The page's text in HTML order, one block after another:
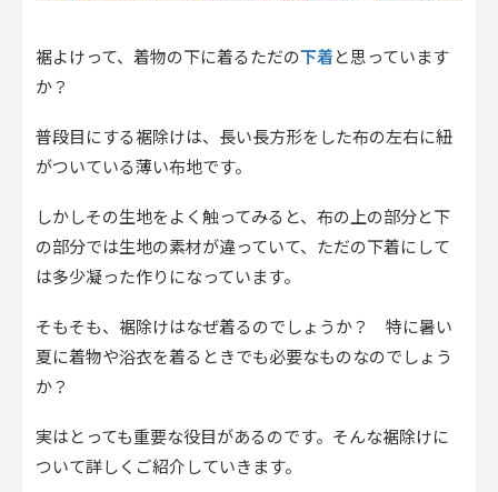
裾よけって、着物の下に着るただの下着と思っています
か？
普段目にする裾除けは、長い長方形をした布の左右に紐
がついている薄い布地です。
しかしその生地をよく触ってみると、布の上の部分と下
の部分では生地の素材が違っていて、ただの下着にして
は多少凝った作りになっています。
そもそも、裾除けはなぜ着るのでしょうか？ 特に暑い
夏に着物や浴衣を着るときでも必要なものなのでしょう
か？
実はとっても重要な役目があるのです。そんな裾除けに
ついて詳しくご紹介していきます。